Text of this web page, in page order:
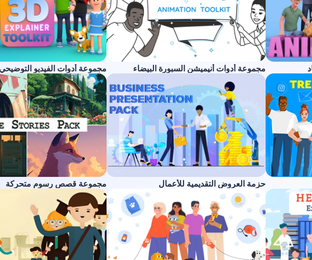
مجموعة أدوات أنيميشن السبورة البيضاء مجموعة أدوات الفيديو التوضيحي
حزمة العروض التقديمية للأعمال مجموعة قصص رسوم متحركة